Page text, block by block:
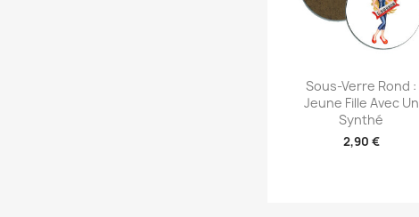
Aperçu rapide
Sous-Verre Rond :
Jeune Fille Avec Un
Synthé
2,90 €